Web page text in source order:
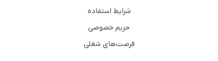
شرایط استفاده
حریم خصوصی
فرصت‌های شغلی